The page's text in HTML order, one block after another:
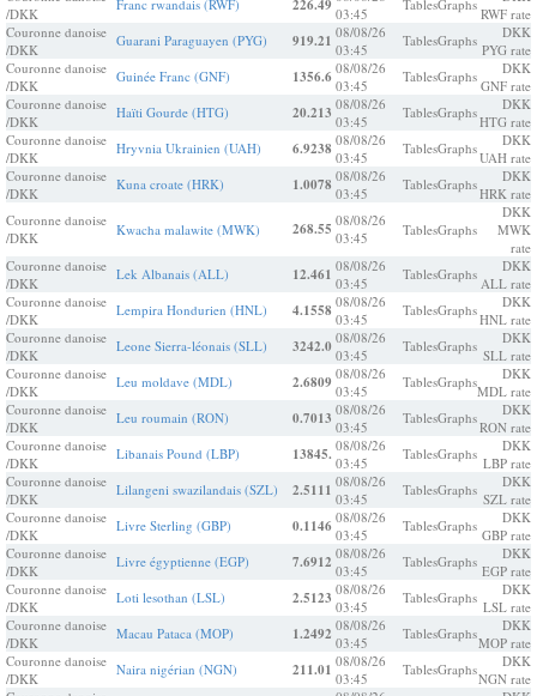
/DKK
Franc rwandais (RWF) 226.49 03:45
TablesGraphs
RWF rate
Couronne danoise
/DKK
Guarani Paraguayen (PYG) 919.21 08/08/26
03:45
TablesGraphs
DKK
PYG rate
Couronne danoise
/DKK
Guinée Franc (GNF) 1356.6 08/08/26
03:45
TablesGraphs
DKK
GNF rate
Couronne danoise
/DKK
Haïti Gourde (HTG) 20.213 08/08/26
03:45
TablesGraphs
DKK
HTG rate
Couronne danoise
/DKK
Hryvnia Ukrainien (UAH) 6.9238 08/08/26
03:45
TablesGraphs
DKK
UAH rate
Couronne danoise
/DKK
Kuna croate (HRK) 1.0078 08/08/26
03:45
TablesGraphs
DKK
HRK rate
Couronne danoise
/DKK
Kwacha malawite (MWK) 268.55 08/08/26
03:45
TablesGraphs
DKK
MWK
rate
Couronne danoise
/DKK
Lek Albanais (ALL) 12.461 08/08/26
03:45
TablesGraphs
DKK
ALL rate
Couronne danoise
/DKK
Lempira Hondurien (HNL) 4.1558 08/08/26
03:45
TablesGraphs
DKK
HNL rate
Couronne danoise
/DKK
Leone Sierra-léonais (SLL) 3242.0 08/08/26
03:45
TablesGraphs
DKK
SLL rate
Couronne danoise
/DKK
Leu moldave (MDL) 2.6809 08/08/26
03:45
TablesGraphs
DKK
MDL rate
Couronne danoise
/DKK
Leu roumain (RON) 0.7013 08/08/26
03:45
TablesGraphs
DKK
RON rate
Couronne danoise
/DKK
Libanais Pound (LBP) 13845. 08/08/26
03:45
TablesGraphs
DKK
LBP rate
Couronne danoise
/DKK
Lilangeni swazilandais (SZL) 2.5111 08/08/26
03:45
TablesGraphs
DKK
SZL rate
Couronne danoise
/DKK
Livre Sterling (GBP) 0.1146 08/08/26
03:45
TablesGraphs
DKK
GBP rate
Couronne danoise
/DKK
Livre égyptienne (EGP) 7.6912 08/08/26
03:45
TablesGraphs
DKK
EGP rate
Couronne danoise
/DKK
Loti lesothan (LSL) 2.5123 08/08/26
03:45
TablesGraphs
DKK
LSL rate
Couronne danoise
/DKK
Macau Pataca (MOP) 1.2492 08/08/26
03:45
TablesGraphs
DKK
MOP rate
Couronne danoise
/DKK
Naira nigérian (NGN) 211.01 08/08/26
03:45
TablesGraphs
DKK
NGN rate